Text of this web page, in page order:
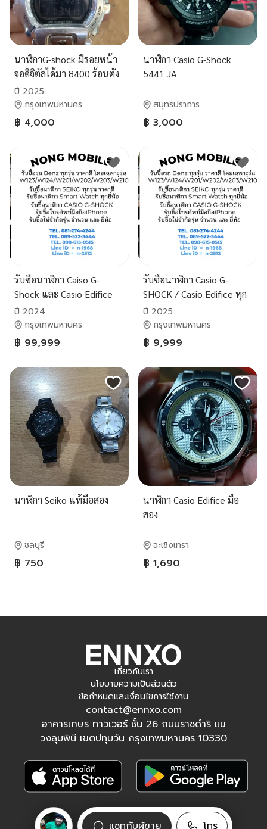
นาฬิกาG-shock มีรอยหน้า
จอดิจิตัลได้มา 8400 ร้อนตัง
ขายแค่4000พันลดได้ต่อได้
ปี 2025
กรุงเทพมหานคร
฿ 4,000
นาฬิกา Casio G-Shock
5441 JA
สมุทรปราการ
฿ 3,000
รับซื้อนาฬิกา Caiso G-
Shock และ Casio Edifice
ทุกรุ่นราคาดี BTS อารีย์
ปี 2024
กรุงเทพมหานคร
฿ 99,999
รับซื้อนาฬิกา Casio G-
SHOCK / Casio Edifice ทุก
รุ่น ไม่จำกัดจำนวน BTS
อารีย์
ปี 2025
กรุงเทพมหานคร
฿ 9,999
นาฬิกา Seiko แท้มือสอง
ชลบุรี
฿ 750
นาฬิกา Casio Edifice มือ
สอง
ฉะเชิงเทรา
฿ 1,690
แชทกับผู้ขาย โทร
เกี่ยวกับเรา
นโยบายความเป็นส่วนตัว
ข้อกำหนดและเงื่อนไขการใช้งาน
contact@ennxo.com
อาคารเกษร ทาวเวอร์ ชั้น 26 ถนนราชดำริ แข
วงลุมพินี เขตปทุมวัน กรุงเทพมหานคร 10330
ติดตามเรา